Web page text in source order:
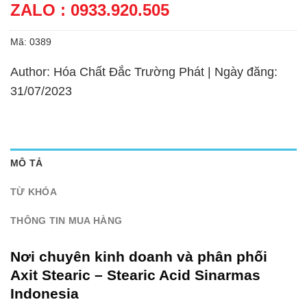
ZALO : 0933.920.505
Mã: 0389
Author: Hóa Chất Đắc Trường Phát | Ngày đăng:
31/07/2023
MÔ TẢ
TỪ KHÓA
THÔNG TIN MUA HÀNG
Nơi chuyên kinh doanh và phân phối
Axit Stearic – Stearic Acid Sinarmas
Indonesia